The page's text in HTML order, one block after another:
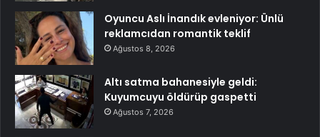
Oyuncu Aslı İnandık evleniyor: Ünlü
reklamcıdan romantik teklif
Ağustos 8, 2026
Altı satma bahanesiyle geldi:
Kuyumcuyu öldürüp gaspetti
Ağustos 7, 2026